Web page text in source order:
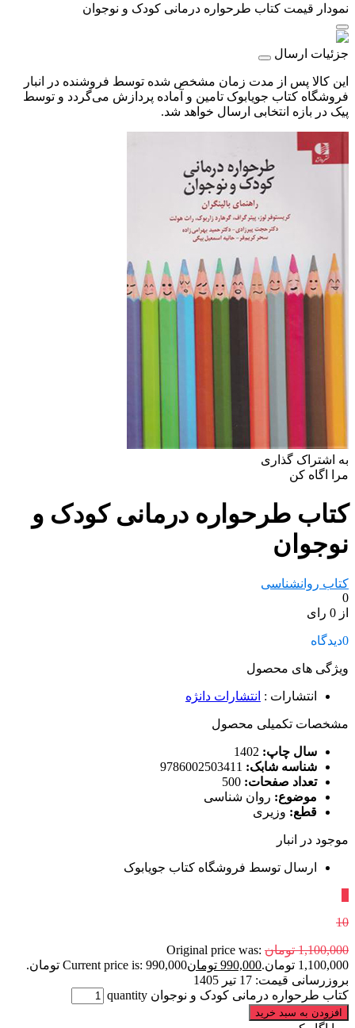
نمودار قیمت کتاب طرحواره درمانی کودک و نوجوان
جزئیات ارسال
این کالا پس از مدت زمان مشخص شده توسط فروشنده در انبار
فروشگاه کتاب جویابوک تامین و آماده پردازش می‌گردد و توسط
پیک در بازه انتخابی ارسال خواهد شد.
به اشتراک گذاری
مرا اگاه کن
کتاب طرحواره درمانی کودک و
نوجوان
کتاب روانشناسی
0
از 0 رای
0دیدگاه
ویژگی های محصول
انتشارات : انتشارات دانژه
مشخصات تکمیلی محصول
سال چاپ:
شناسه شابک:
تعداد صفحات:
موضوع: روان شناسی
قطع: وزیری
موجود در انبار
ارسال توسط فروشگاه کتاب جویابوک
10
1,100,000 تومان Original price was:
1,100,000 تومان.
990,000 تومانCurrent price is: 990,000 تومان.
بروزرسانی قیمت: 17 تیر 1405
کتاب طرحواره درمانی کودک و نوجوان quantity
افزودن به سبد خرید